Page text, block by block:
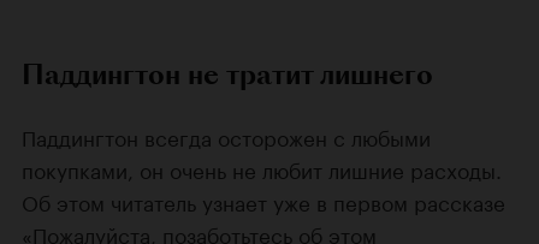
Паддингтон не тратит лишнего
Паддингтон всегда осторожен с любыми
покупками, он очень не любит лишние расходы.
Об этом читатель узнает уже в первом рассказе
«Пожалуйста, позаботьтесь об этом